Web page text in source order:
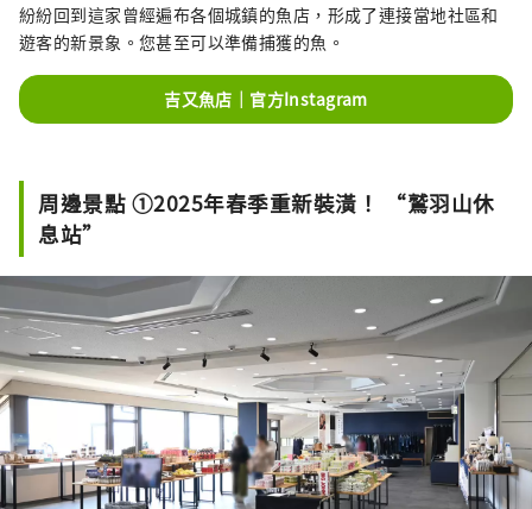
紛紛回到這家曾經遍布各個城鎮的魚店，形成了連接當地社區和
遊客的新景象。您甚至可以準備捕獲的魚。
吉又魚店｜官方Instagram
周邊景點 ①2025年春季重新裝潢！ “鷲羽山休
息站”